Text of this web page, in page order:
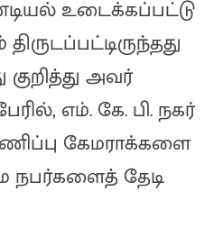
உடைக்கப்பட்டு
குறித்து அவர்
எம். கே. பி. நகர்
கேமராக்களை
நபர்களைத் தேடி